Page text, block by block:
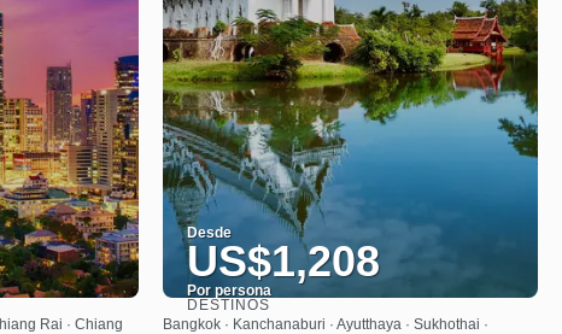
Rai · Chiang
Desde
US$1,208
Por persona
Ver
DESTINOS
Bangkok · Kanchanaburi · Ayutthaya · Sukhothai ·